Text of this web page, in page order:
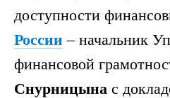
доступности
России – начальник
финансовой
Снурницына с